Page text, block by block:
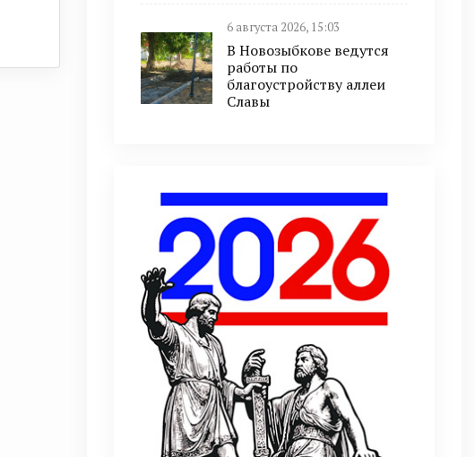
6 августа 2026, 15:03
В Новозыбкове ведутся
работы по
благоустройству аллеи
Славы